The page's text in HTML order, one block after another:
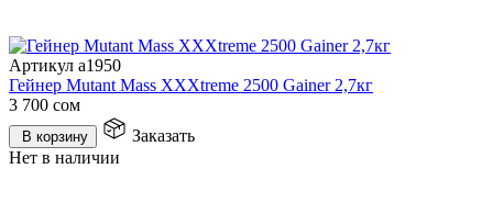
Артикул a1950
Гейнер Mutant Mass XXXtreme 2500 Gainer 2,7кг
3 700 сом
В корзину
Заказать
Нет в наличии